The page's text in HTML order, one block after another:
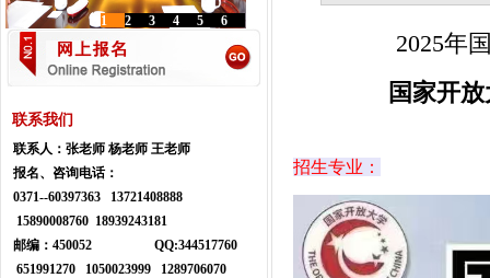
6
5
4
3
2
1
联系我们
联系人： 张老师 杨老师 王老师
报名、咨询电话：
0371--60397363 13721408888
15890008760 18939243181
邮编：450052 QQ:344517760
651991270 1050023999
1289706070
2025年
国家开
招生专业：